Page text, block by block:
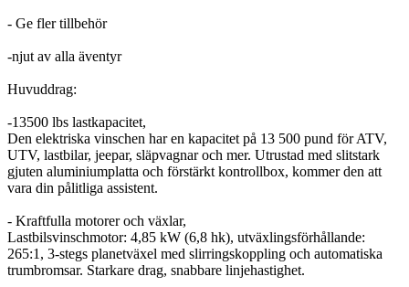
- Ge fler tillbehör
-njut av alla äventyr
Huvuddrag:
-13500 lbs lastkapacitet,
Den elektriska vinschen har en kapacitet på 13 500 pund för ATV,
UTV, lastbilar, jeepar, släpvagnar och mer. Utrustad med slitstark
gjuten aluminiumplatta och förstärkt kontrollbox, kommer den att
vara din pålitliga assistent.
- Kraftfulla motorer och växlar,
Lastbilsvinschmotor: 4,85 kW (6,8 hk), utväxlingsförhållande:
265:1, 3-stegs planetväxel med slirringskoppling och automatiska
trumbromsar. Starkare drag, snabbare linjehastighet.